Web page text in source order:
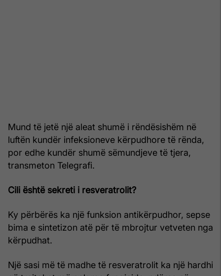
Mund të jetë një aleat shumë i rëndësishëm në
luftën kundër infeksioneve kërpudhore të rënda,
por edhe kundër shumë sëmundjeve të tjera,
transmeton Telegrafi.
Cili është sekreti i resveratrolit?
Ky përbërës ka një funksion antikërpudhor, sepse
bima e sintetizon atë për të mbrojtur vetveten nga
kërpudhat.
Një sasi më të madhe të resveratrolit ka një hardhi